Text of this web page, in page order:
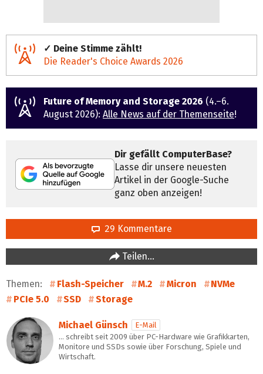
✓ Deine Stimme zählt!
Die Reader's Choice Awards 2026
Future of Memory and Storage 2026 (4.–6.
August 2026): Alle News auf der Themenseite!
Dir gefällt ComputerBase?
Lasse dir unsere neuesten
Artikel in der Google-Suche
ganz oben anzeigen!
29 Kommentare
Teilen…
Themen: Flash-Speicher M.2 Micron
NVMe
PCIe 5.0
SSD Storage
Michael Günsch
E-Mail
… schreibt seit 2009 über PC-Hardware wie Grafikkarten,
Monitore und SSDs sowie über Forschung, Spiele und
Wirtschaft.